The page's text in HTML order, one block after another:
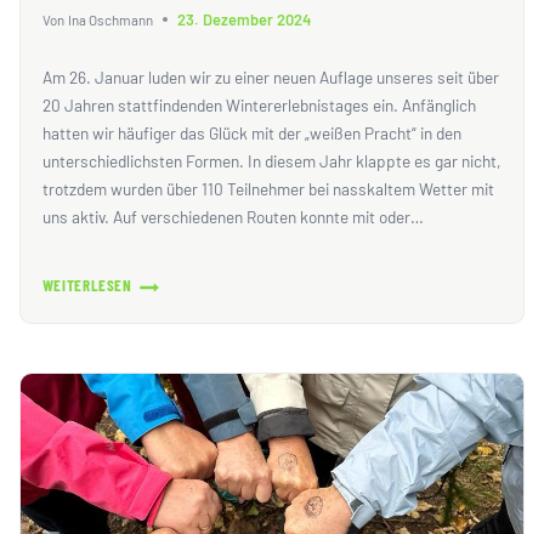
Von Ina Oschmann 23. Dezember 2024
Am 26. Januar luden wir zu einer neuen Auflage unseres seit über
20 Jahren stattfindenden Wintererlebnistages ein. Anfänglich
hatten wir häufiger das Glück mit der „weißen Pracht“ in den
unterschiedlichsten Formen. In diesem Jahr klappte es gar nicht,
trotzdem wurden über 110 Teilnehmer bei nasskaltem Wetter mit
uns aktiv. Auf verschiedenen Routen konnte mit oder…
WEITERLESEN
WINTERWANDERUNGEN
UND
REGEN